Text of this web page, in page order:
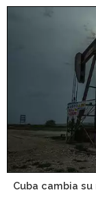
Cuba cambia